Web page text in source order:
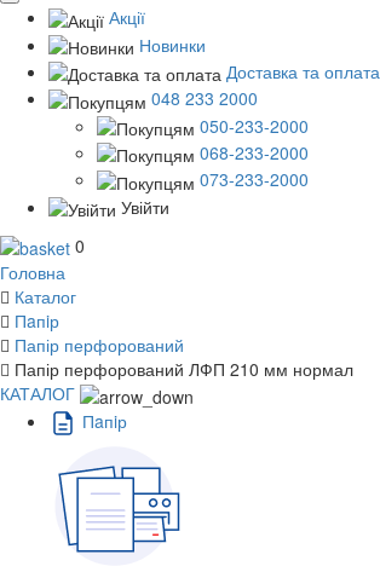
Акції
Новинки
Доставка та оплата
048 233 2000
050-233-2000
068-233-2000
073-233-2000
Увійти
0
Головна
Каталог
Пaпiр
Папір перфорований
Папір перфорований ЛФП 210 мм нормал
КАТАЛОГ
Пaпiр